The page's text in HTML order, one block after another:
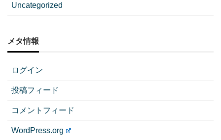
Uncategorized
メタ情報
ログイン
投稿フィード
コメントフィード
WordPress.org